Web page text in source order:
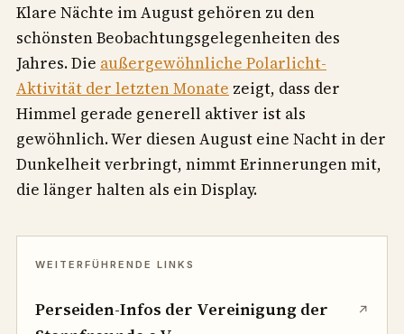
Klare Nächte im August gehören zu den
schönsten Beobachtungsgelegenheiten des
Jahres. Die außergewöhnliche Polarlicht-
Aktivität der letzten Monate zeigt, dass der
Himmel gerade generell aktiver ist als
gewöhnlich. Wer diesen August eine Nacht in der
Dunkelheit verbringt, nimmt Erinnerungen mit,
die länger halten als ein Display.
Perseiden-Infos der Vereinigung der
↗